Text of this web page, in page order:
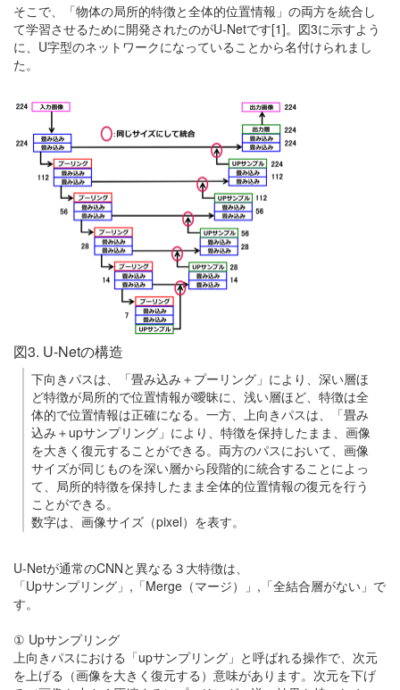
そこで、「物体の局所的特徴と全体的位置情報」の両方を統合し
て学習させるために開発されたのがU-Netです[1]。図3に示すよう
に、U字型のネットワークになっていることから名付けられまし
た。
図3. U-Netの構造
下向きパスは、「畳み込み＋プーリング」により、深い層ほ
ど特徴が局所的で位置情報が曖昧に、浅い層ほど、特徴は全
体的で位置情報は正確になる。一方、上向きパスは、「畳み
込み＋upサンプリング」により、特徴を保持したまま、画像
を大きく復元することができる。両方のパスにおいて、画像
サイズが同じものを深い層から段階的に統合することによっ
て、局所的特徴を保持したまま全体的位置情報の復元を行う
ことができる。
数字は、画像サイズ（pixel）を表す。
U-Netが通常のCNNと異なる３大特徴は、
「Upサンプリング」,「Merge（マージ）」,「全結合層がない」で
す。
① Upサンプリング
上向きパスにおける「upサンプリング」と呼ばれる操作で、次元
を上げる（画像を大きく復元する）意味があります。次元を下げ